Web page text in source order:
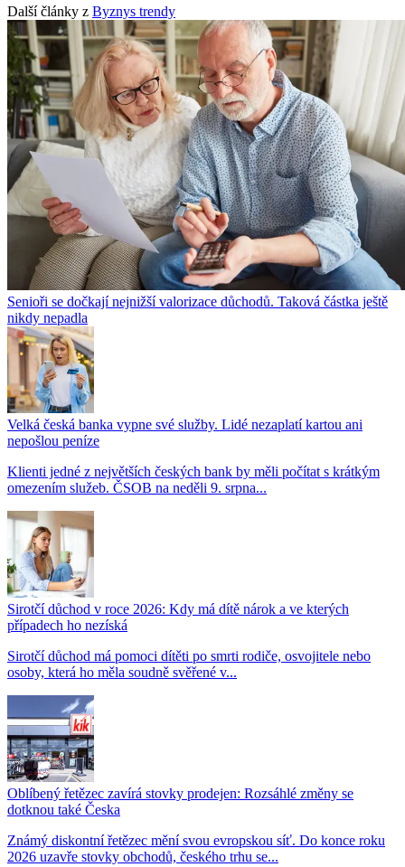
Další články z Byznys trendy
Senioři se dočkají nejnižší valorizace důchodů. Taková částka ještě
nikdy nepadla
Velká česká banka vypne své služby. Lidé nezaplatí kartou ani
nepošlou peníze
Klienti jedné z největších českých bank by měli počítat s krátkým
omezením služeb. ČSOB na neděli 9. srpna...
Sirotčí důchod v roce 2026: Kdy má dítě nárok a ve kterých
případech ho nezíská
Sirotčí důchod má pomoci dítěti po smrti rodiče, osvojitele nebo
osoby, která ho měla soudně svěřené v...
Oblíbený řetězec zavírá stovky prodejen: Rozsáhlé změny se
dotknou také Česka
Známý diskontní řetězec mění svou evropskou síť. Do konce roku
2026 uzavře stovky obchodů, českého trhu se...